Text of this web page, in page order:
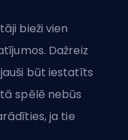
bieži vien
Dažreiz
būt iestatīts
spēlē nebūs
ja tie